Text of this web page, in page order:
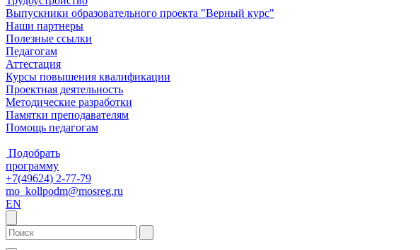
Выпускники образовательного проекта "Верный курс"
Наши партнеры
Полезные ссылки
Педагогам
Аттестация
Курсы повышения квалификации
Проектная деятельность
Методические разработки
Памятки преподавателям
Помощь педагогам
Подобрать
программу
+7(49624) 2-77-79
mo_kollpodm@mosreg.ru
EN